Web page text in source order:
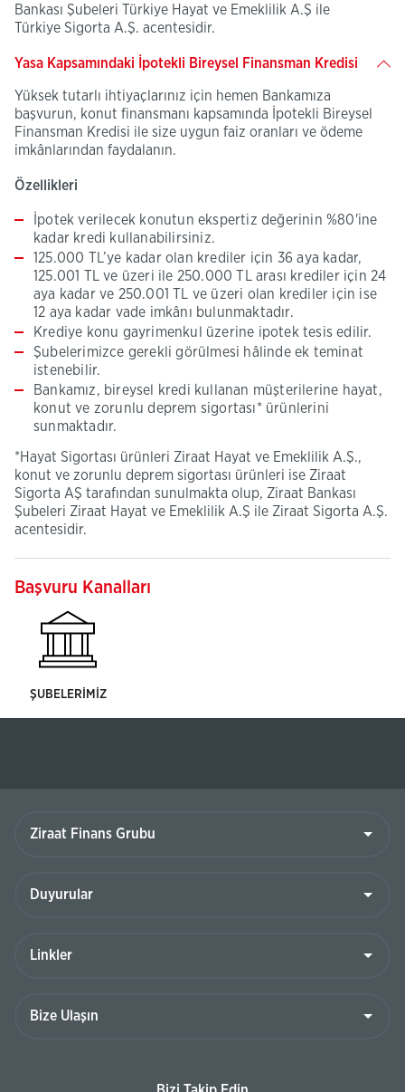
Bankası Şubeleri Türkiye Hayat ve Emeklilik A.Ş ile
Türkiye Sigorta A.Ş. acentesidir.
Yasa Kapsamındaki İpotekli Bireysel Finansman Kredisi
Yüksek tutarlı ihtiyaçlarınız için hemen Bankamıza
başvurun, konut finansmanı kapsamında İpotekli Bireysel
Finansman Kredisi ile size uygun faiz oranları ve ödeme
imkânlarından faydalanın.
Özellikleri
İpotek verilecek konutun ekspertiz değerinin %80'ine
kadar kredi kullanabilirsiniz.
125.000 TL’ye kadar olan krediler için 36 aya kadar,
125.001 TL ve üzeri ile 250.000 TL arası krediler için 24
aya kadar ve 250.001 TL ve üzeri olan krediler için ise
12 aya kadar vade imkânı bulunmaktadır. ​
Krediye konu gayrimenkul üzerine ipotek tesis edilir.
Şubelerimizce gerekli görülmesi hâlinde ek teminat
istenebilir.
Bankamız, bireysel kredi kullanan müşterilerine hayat,
konut ve zorunlu deprem sigortası* ürünlerini
sunmaktadır.
*Hayat Sigortası ürünleri Ziraat Hayat ve Emeklilik A.Ş.,
konut ve zorunlu deprem sigortası ürünleri ise Ziraat
Sigorta AŞ tarafından sunulmakta olup, Ziraat Bankası
Şubeleri Ziraat Hayat ve Emeklilik A.Ş ile Ziraat Sigorta A.Ş.
acentesidir.
Başvuru Kanalları
ŞUBELERİMİZ
Grubu